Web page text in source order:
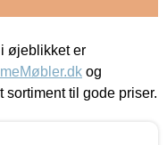
øjeblikket er
og
sortiment til gode priser.